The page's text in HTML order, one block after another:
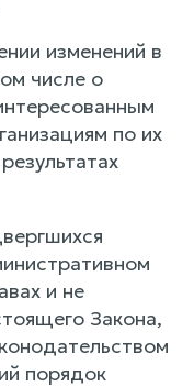
изменений в
числе о
по их
и не
Закона,
порядок